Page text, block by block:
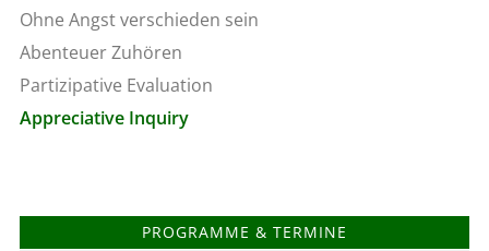
Ohne Angst verschieden sein
Abenteuer Zuhören
Partizipative Evaluation
Appreciative Inquiry
PROGRAMME & TERMINE